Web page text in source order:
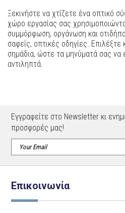
Ξεκινήστε να χτίζετε ένα οπτικό
χώρο εργασίας σας
συμμόρφωση, οργάνωση και
σαφείς, οπτικές οδηγίες. Επιλέξτε
σημάδια, ώστε τα μηνύματά σας να
αντιληπτά.
Εγγραφείτε στο Newsletter κι
προσφορές μας!
Επικοινωνία